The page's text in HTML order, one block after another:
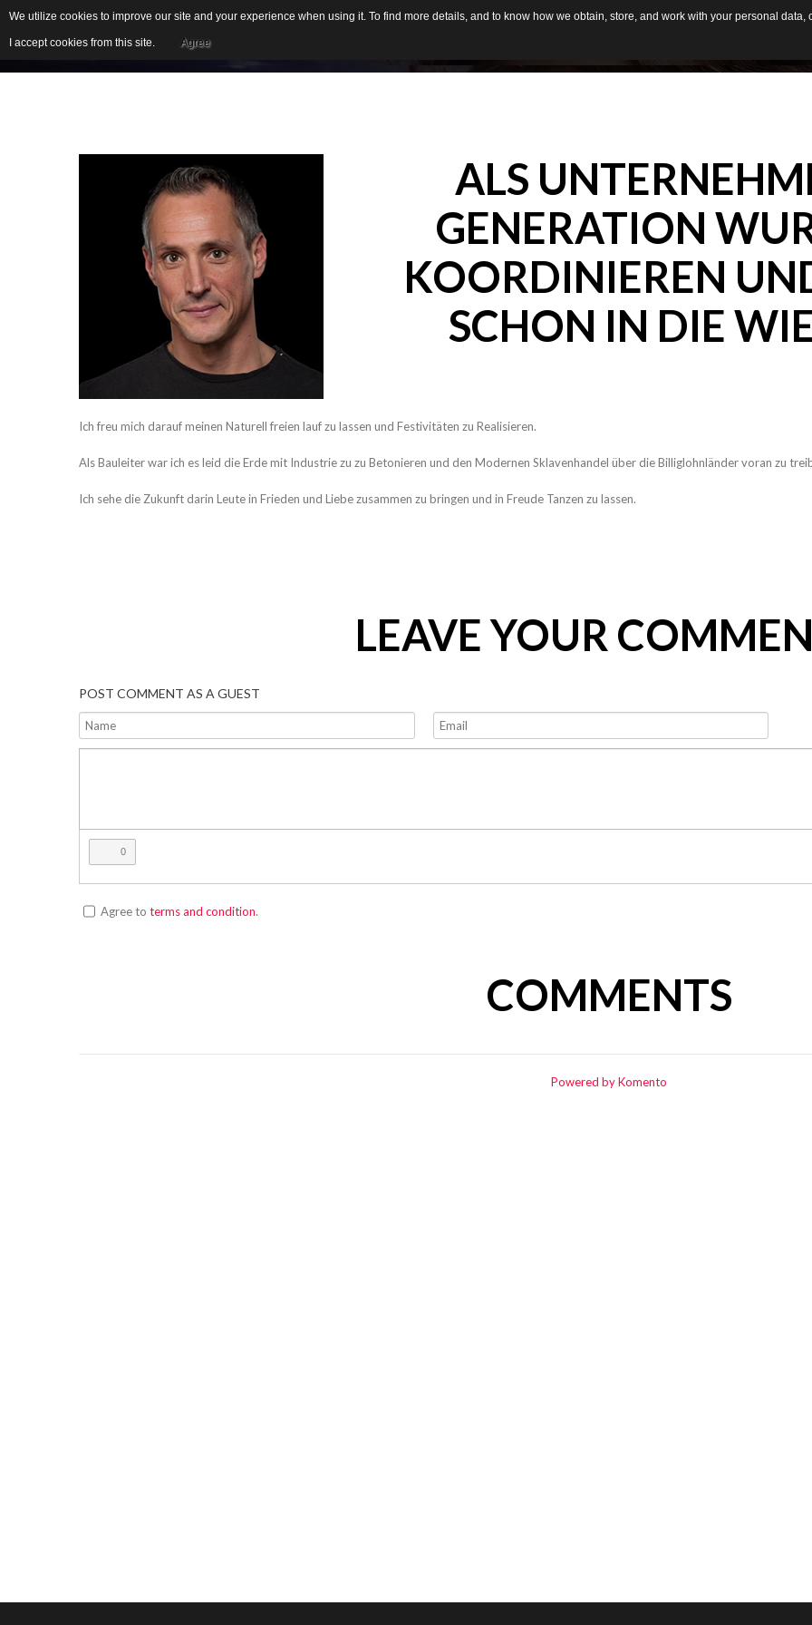
ALS
GENERATION
KOORDINIEREN
SCHON IN DIE
Ich freu mich darauf meinen Naturell freien lauf zu lassen und Festivitäten zu Realisieren.
Als Bauleiter war ich es leid die Erde mit Industrie zu zu Betonieren und den Modernen Sklavenhandel über die Billiglohnländer voran zu
Ich sehe die Zukunft darin Leute in Frieden und Liebe zusammen zu bringen und in Freude Tanzen zu lassen.
LEAVE YOUR
POST COMMENT AS A GUEST
0
Agree to terms and condition.
COMMENTS
Powered by Komento
We utilize cookies to improve our site and your experience when using it. To find more details, and to know how we obtain, store, and work with your personal data,
I accept cookies from this site. Agree